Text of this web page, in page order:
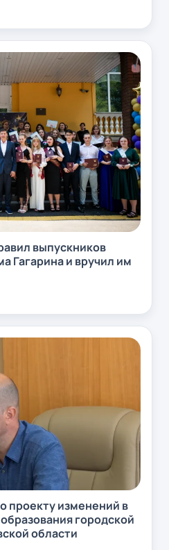
выпускников
Гагарина и вручил им
проекту изменений в
городской
области